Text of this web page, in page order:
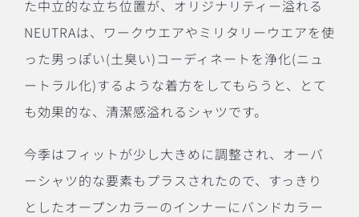
た中立的な立ち位置が、オリジナリティー溢れる
NEUTRAは、ワークウエアやミリタリーウエアを使
った男っぽい(土臭い)コーディネートを浄化(ニュ
ートラル化)するような着方をしてもらうと、とて
も効果的な、清潔感溢れるシャツです。
今季はフィットが少し大きめに調整され、オーバ
ーシャツ的な要素もプラスされたので、すっきり
としたオープンカラーのインナーにバンドカラー